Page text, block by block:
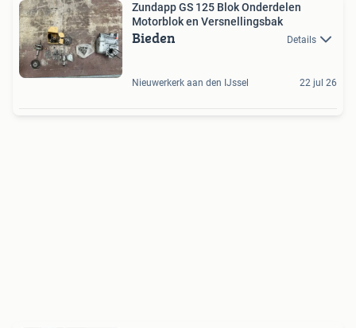
Zundapp GS 125 Blok Onderdelen
Motorblok en Versnellingsbak
Bieden Details
Nieuwerkerk aan den IJssel 22 jul 26